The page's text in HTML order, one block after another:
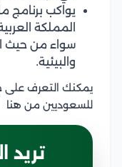
يواكب برنامج
المملكة
سواء من حيث
والبيئية.
يمكنك التعرف على
للسعوديين من هنا
تريد